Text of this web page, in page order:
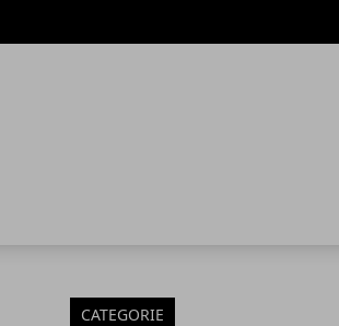
CATEGORIE